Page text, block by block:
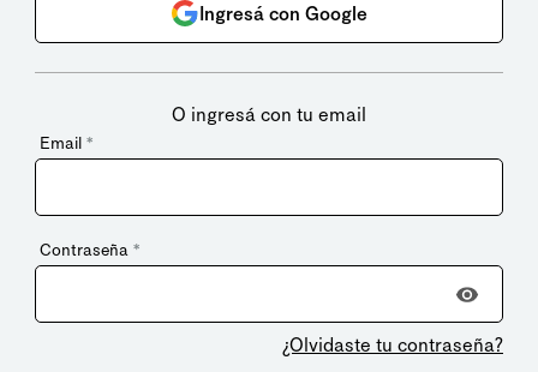
Ingresá con Google
O ingresá con tu email
Email *
Contraseña *
¿Olvidaste tu contraseña?